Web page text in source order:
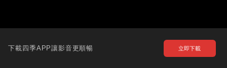
下載四季APP讓影音更順暢 立即下載